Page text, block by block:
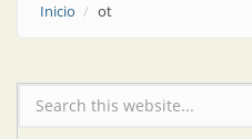
Inicio ot
Formulario de búsqueda